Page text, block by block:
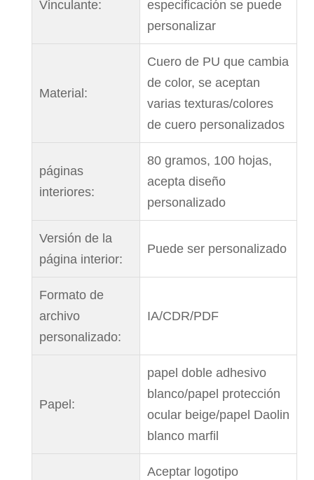
Vinculante:
especificación se puede
personalizar
Material:
Cuero de PU que cambia
de color, se aceptan
varias texturas/colores
de cuero personalizados
páginas
interiores:
80 gramos, 100 hojas,
acepta diseño
personalizado
Versión de la
página interior:
Puede ser personalizado
Formato de
archivo
personalizado:
IA/CDR/PDF
Papel:
papel doble adhesivo
blanco/papel protección
ocular beige/papel Daolin
blanco marfil
Aceptar logotipo